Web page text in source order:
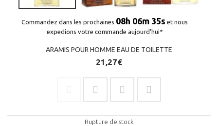
Commandez dans les prochaines 08h 06m 35s et nous
expedions votre commande aujourd'hui*
ARAMIS POUR HOMME EAU DE TOILETTE
21,27€
Rupture de stock